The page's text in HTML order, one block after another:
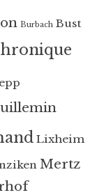
Burbach Bust
Lixheim
Mertz